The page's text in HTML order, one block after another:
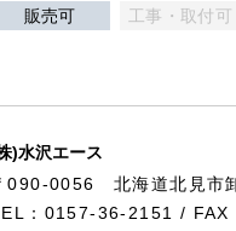
販売可 工事・取付可
)水沢エース
090-0056 北海道北見市
：0157-36-2151 /